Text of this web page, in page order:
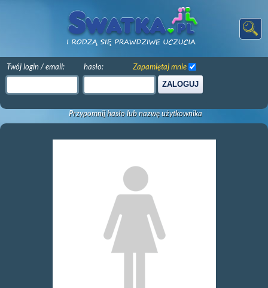
Twój login / email: hasło:
ZALOGUJ
Zapamiętaj mnie
Przypomnij hasło lub nazwę użytkownika